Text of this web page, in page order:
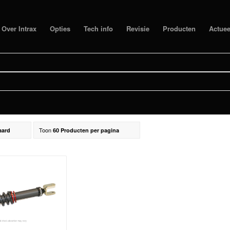
Over Intrax Opties Tech info Revisie Producten
Toon 60 Producten per pagina